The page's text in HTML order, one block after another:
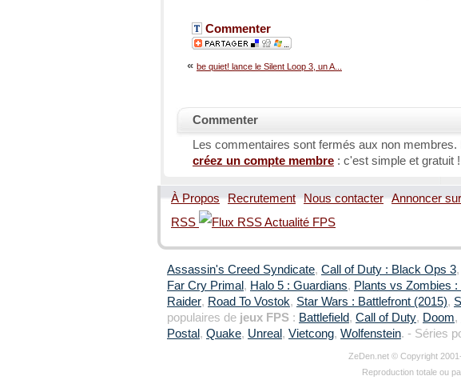
Commenter
« be quiet! lance le Silent Loop 3, un A...
Commenter
Les commentaires sont fermés aux non
créez un compte membre : c'est simple et gratuit !
À Propos Recrutement Nous contacter Annoncer
RSS
Assassin's Creed Syndicate, Call of Duty : Black Ops 3,
Far Cry Primal , Halo 5 : Guardians, Plants vs Zombies
Raider, Road To Vostok, Star Wars : Battlefront (2015),
populaires de jeux FPS : Battlefield, Call of Duty, Doom,
Postal , Quake, Unreal , Vietcong, Wolfenstein. - Séries
ZeDen.net © Copyright
Reproduction totale ou